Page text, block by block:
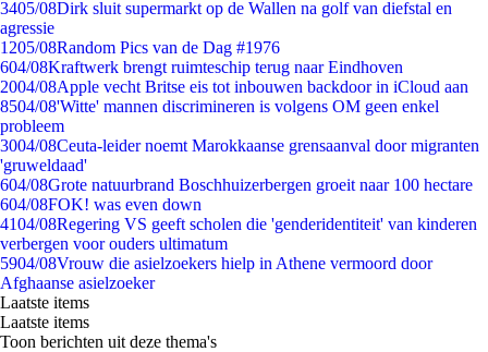
3405/08Dirk sluit supermarkt op de Wallen na golf van diefstal en
agressie
1205/08Random Pics van de Dag #1976
604/08Kraftwerk brengt ruimteschip terug naar Eindhoven
2004/08Apple vecht Britse eis tot inbouwen backdoor in iCloud aan
8504/08'Witte' mannen discrimineren is volgens OM geen enkel
probleem
3004/08Ceuta-leider noemt Marokkaanse grensaanval door migranten
'gruweldaad'
604/08Grote natuurbrand Boschhuizerbergen groeit naar 100 hectare
604/08FOK! was even down
4104/08Regering VS geeft scholen die 'genderidentiteit' van kinderen
verbergen voor ouders ultimatum
5904/08Vrouw die asielzoekers hielp in Athene vermoord door
Afghaanse asielzoeker
Laatste items
Laatste items
Toon berichten uit deze thema's